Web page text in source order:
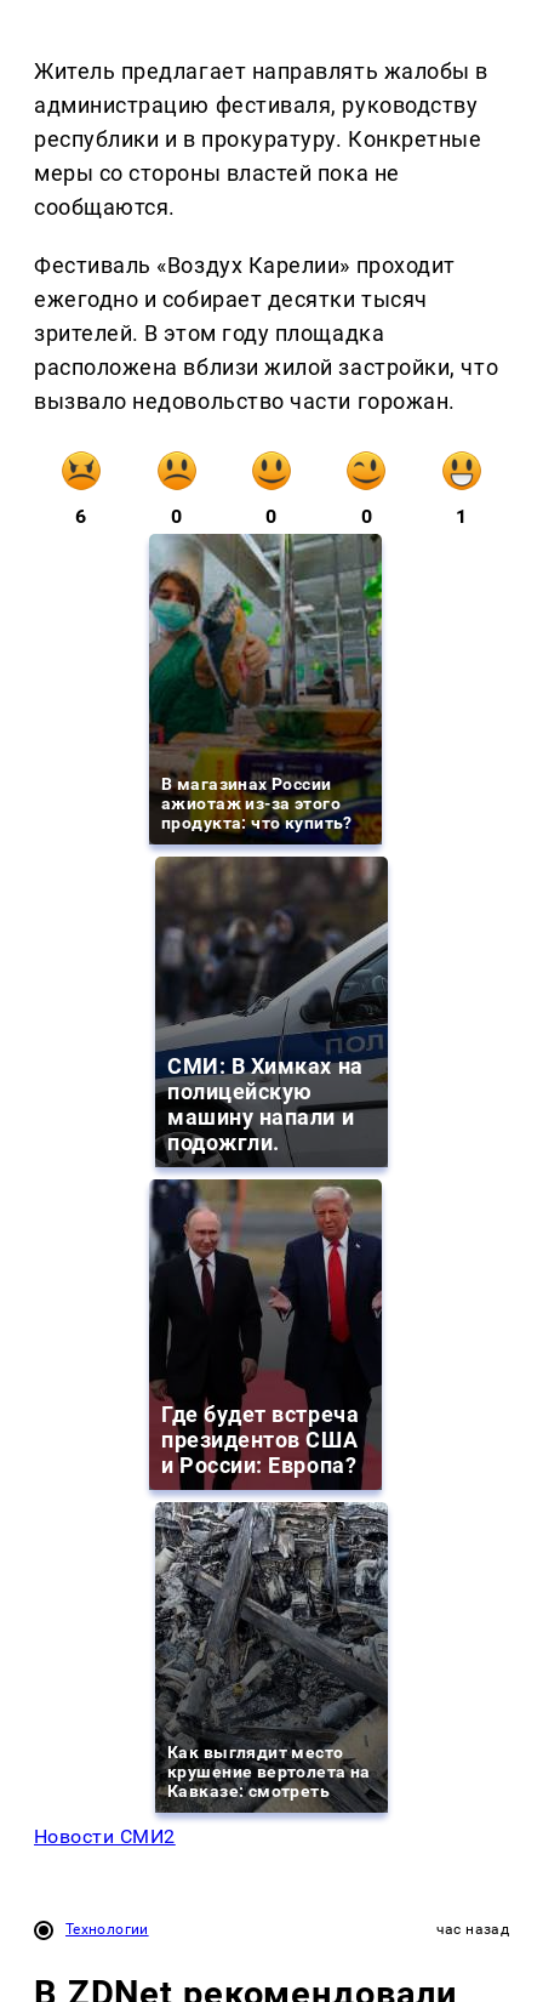
Житель предлагает направлять жалобы в
администрацию фестиваля, руководству
республики и в прокуратуру. Конкретные
меры со стороны властей пока не
сообщаются.
Фестиваль «Воздух Карелии» проходит
ежегодно и собирает десятки тысяч
зрителей. В этом году площадка
расположена вблизи жилой застройки, что
вызвало недовольство части горожан.
6 0 0 0 1
В магазинах России
ажиотаж из-за этого
продукта: что купить?
СМИ: В Химках на
полицейскую
машину напали и
подожгли.
Где будет встреча
президентов США
и России: Европа?
Как выглядит место
крушение вертолета на
Кавказе: смотреть
Новости СМИ2
Технологии час назад
В ZDNet рекомендовали